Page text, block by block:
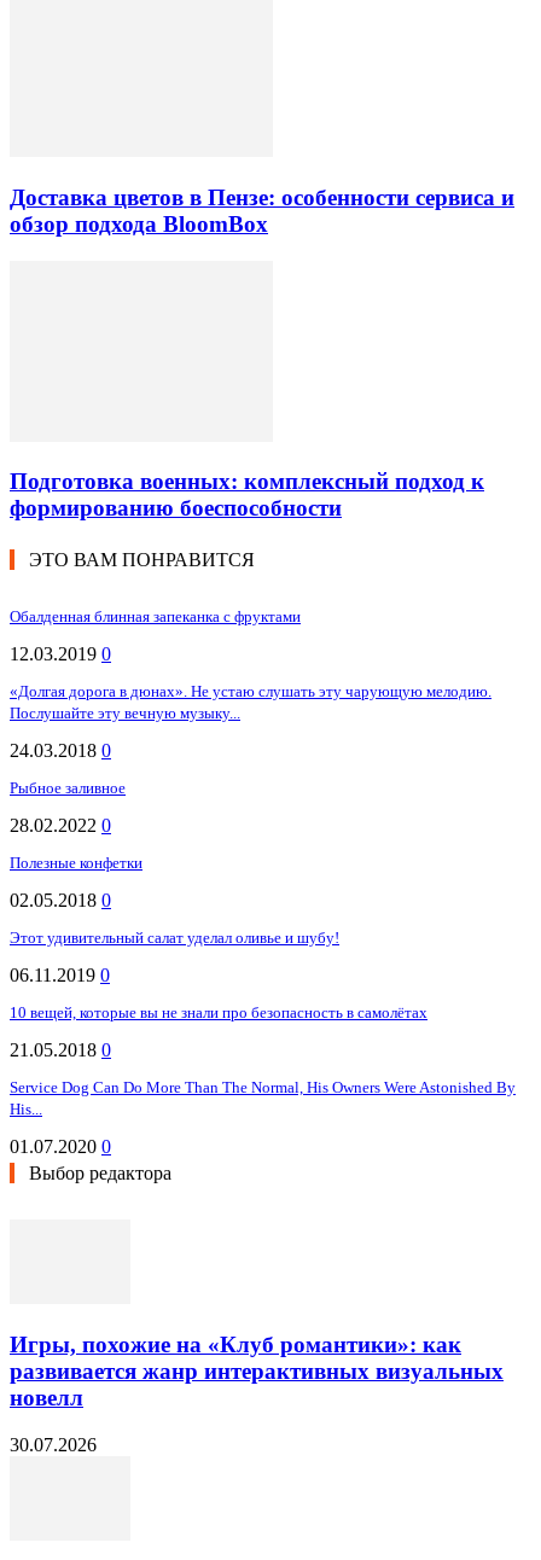
Доставка цветов в Пензе: особенности сервиса и
обзор подхода BloomBox
Подготовка военных: комплексный подход к
формированию боеспособности
ЭТО ВАМ ПОНРАВИТСЯ
Обалденная блинная запеканка с фруктами
12.03.2019 0
«Долгая дорога в дюнах». Не устаю слушать эту чарующую мелодию.
Послушайте эту вечную музыку...
24.03.2018 0
Рыбное заливное
28.02.2022 0
Полезные конфетки
02.05.2018 0
Этот удивительный салат уделал оливье и шубу!
06.11.2019 0
10 вещей, которые вы не знали про безопасность в самолётах
21.05.2018 0
Service Dog Can Do More Than The Normal, His Owners Were Astonished By
His...
01.07.2020 0
Выбор редактора
Игры, похожие на «Клуб романтики»: как
развивается жанр интерактивных визуальных
новелл
30.07.2026